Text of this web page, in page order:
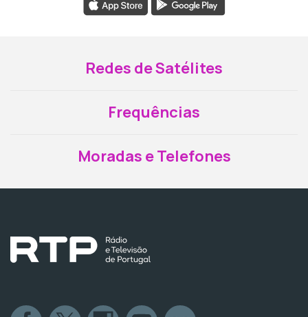
Redes de Satélites
Frequências
Moradas e Telefones